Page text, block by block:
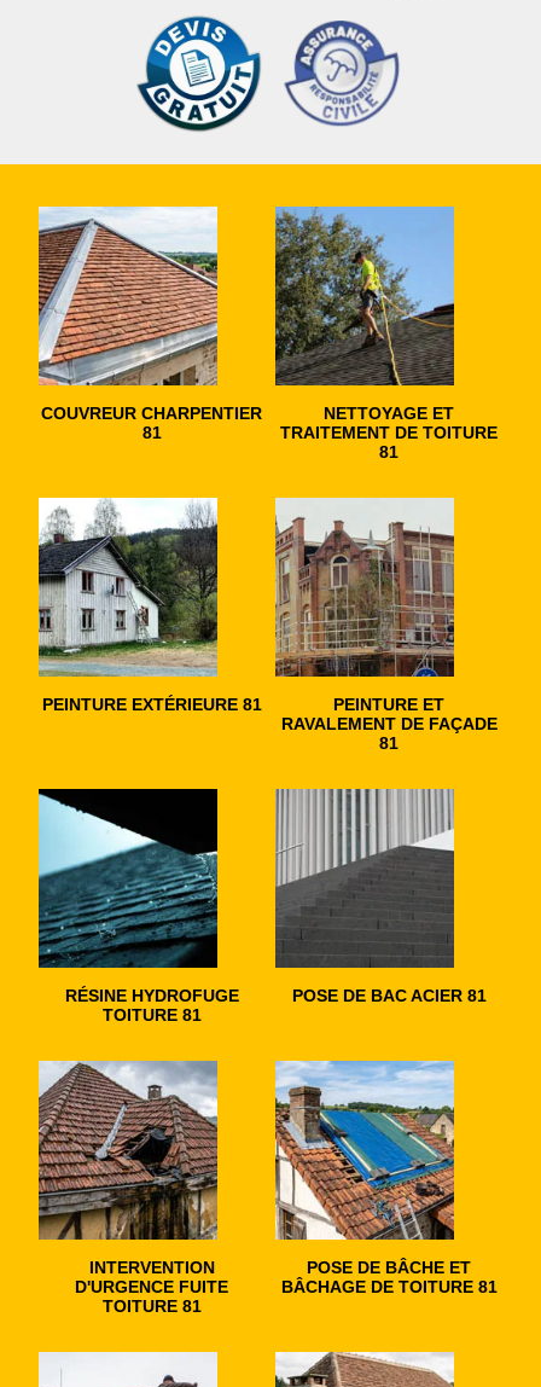
COUVREUR CHARPENTIER
81
NETTOYAGE ET
TRAITEMENT DE TOITURE
81
PEINTURE EXTÉRIEURE 81
PEINTURE ET
RAVALEMENT DE FAÇADE
81
RÉSINE HYDROFUGE
TOITURE 81
POSE DE BAC ACIER 81
INTERVENTION
D'URGENCE FUITE
TOITURE 81
POSE DE BÂCHE ET
BÂCHAGE DE TOITURE 81